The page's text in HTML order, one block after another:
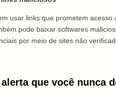
usar links que prometem
pode baixar softwares
por meio de sites não
que você nunca